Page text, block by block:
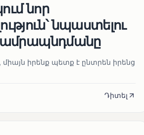
նոր
նպաստելու
ամրապնդմանը
միայն իրենք պետք է ընտրեն իրենց
Դիտել